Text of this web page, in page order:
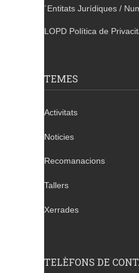
´Entitats Jurídiques /
LOPD Política de
TEMES
Activitats
Noticies
Recomanacions
Tallers
Xerrades
TELÈFONS DE